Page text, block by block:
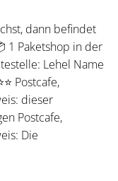
dann befindet
1 Paketshop in der
Lehel Name
Postcafe,
dieser
Postcafe,
Die